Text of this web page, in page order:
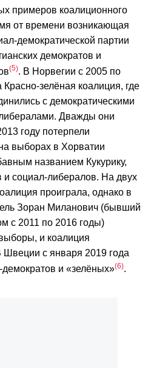
примеров коалиционного
от времени возникающая
демократической партии
демократов и
5
. В Норвегии с 2005 по
зелёная коалиция, где
с демократическими
Дважды они
году потерпели
выборах в Хорватии
названием Кукурику,
и социал-либералов. На двух
проиграла, однако в
Зоран Миланович (бывший
с 2011 по 2016 годы)
и коалиция
Швеции с января 2019 года
и «зелёных» 6 .